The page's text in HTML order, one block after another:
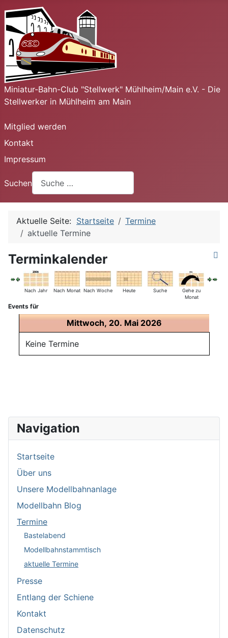
Miniatur-Bahn-Club "Stellwerk" Mühlheim/Main e.V. - Die
Stellwerker in Mühlheim am Main
Mitglied werden
Kontakt
Impressum
Suchen
Aktuelle Seite: Startseite
Termine
aktuelle Termine
Terminkalender
Nach Jahr Nach Monat Nach Woche Heute Suche
Gehe zu
Monat
Events für
Mittwoch, 20. Mai 2026
Keine Termine
Navigation
Startseite
Über uns
Unsere Modellbahnanlage
Modellbahn Blog
Termine
Bastelabend
Modellbahnstammtisch
aktuelle Termine
Presse
Entlang der Schiene
Kontakt
Datenschutz